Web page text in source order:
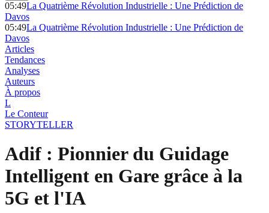
05:49La Quatrième Révolution Industrielle : Une Prédiction de
Davos
05:49La Quatrième Révolution Industrielle : Une Prédiction de
Davos
Articles
Tendances
Analyses
Auteurs
À propos
L
Le Conteur
STORYTELLER
Adif : Pionnier du Guidage
Intelligent en Gare grâce à la
5G et l'IA